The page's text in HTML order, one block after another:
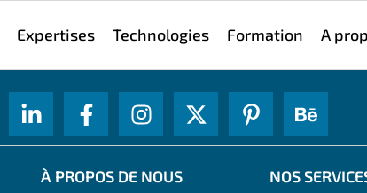
Expertises Technologies Formation A
À PROPOS DE NOUS NOS